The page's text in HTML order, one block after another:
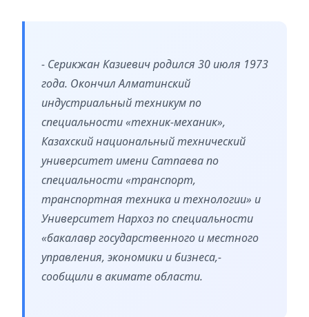
- Серикжан Казиевич родился 30 июля 1973
года. Окончил Алматинский
индустриальный техникум по
специальности «техник-механик»,
Казахский национальный технический
университет имени Сатпаева по
специальности «транспорт,
транспортная техника и технологии» и
Университет Нархоз по специальности
«бакалавр государственного и местного
управления, экономики и бизнеса,-
сообщили в акимате области.